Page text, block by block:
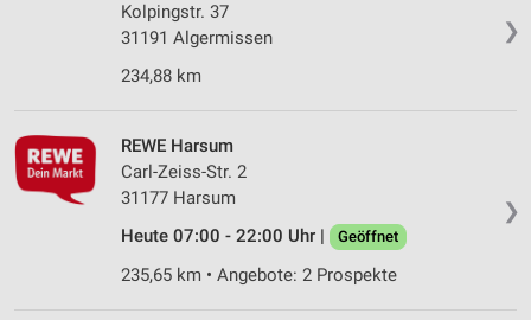
❯
Kolpingstr. 37
31191 Algermissen
234,88 km
❯
REWE Harsum
Carl-Zeiss-Str. 2
31177 Harsum
Heute 07:00 - 22:00 Uhr |
Geöffnet
235,65 km • Angebote: 2 Prospekte